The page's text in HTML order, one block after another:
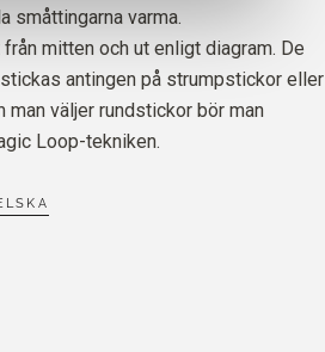
småttingarna varma.
mitten och ut enligt diagram. De
antingen på strumpstickor eller
man väljer rundstickor bör man
Loop-tekniken.